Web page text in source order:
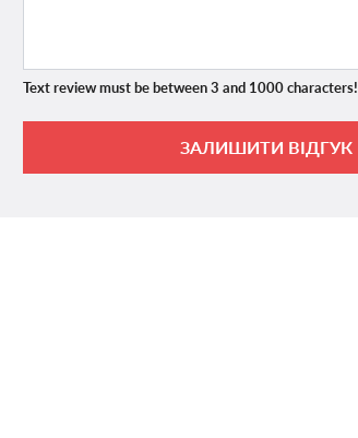
Text review must be between 3 and 1000 characters!
ЗАЛИШИТИ ВІДГУК